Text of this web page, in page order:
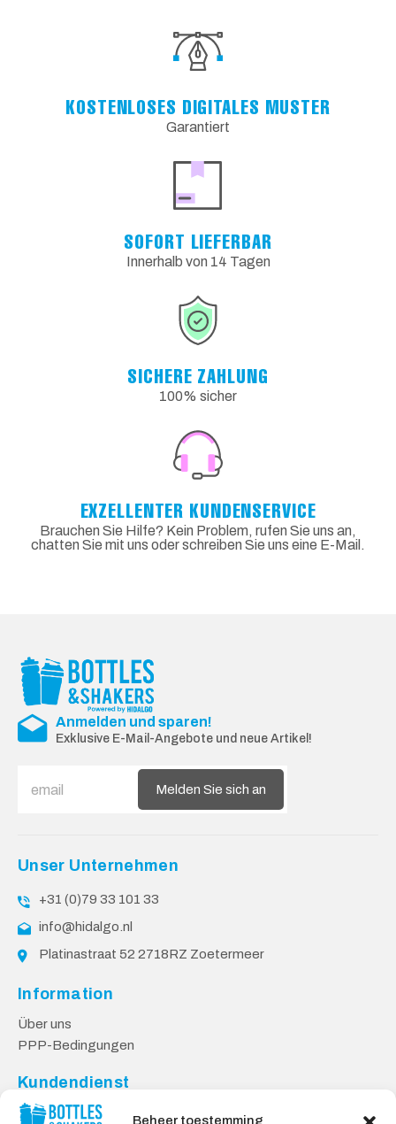
Beheer toestemming
KOSTENLOSES DIGITALES MUSTER
Garantiert
SOFORT LIEFERBAR
Innerhalb von 14 Tagen
SICHERE ZAHLUNG
100% sicher
EXZELLENTER KUNDENSERVICE
Brauchen Sie Hilfe? Kein Problem, rufen Sie uns an,
chatten Sie mit uns oder schreiben Sie uns eine E-Mail.
Anmelden und sparen!
Exklusive E-Mail-Angebote und neue Artikel!
Melden Sie sich an
Unser Unternehmen
+31 (0)79 33 101 33
info@hidalgo.nl
Platinastraat 52 2718RZ Zoetermeer
Information
Über uns
PPP-Bedingungen
Kundendienst
Kontakt